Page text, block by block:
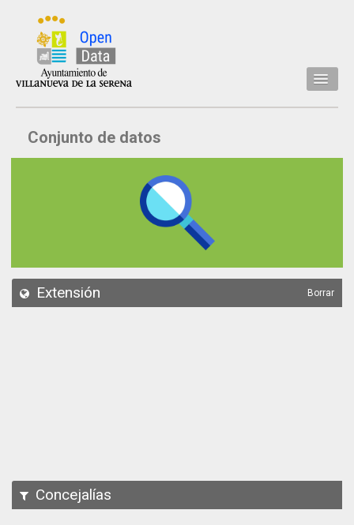
Inicio
Datos
API
Conjunto de datos
Extensión Borrar
Concejalías